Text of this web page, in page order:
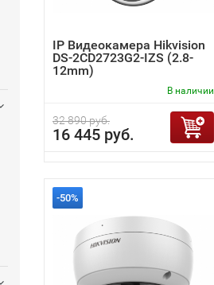
IP Видеокамера Hikvision
DS-2CD2723G2-IZS (2.8-
12mm)
В наличии
32 890 руб.
16 445 руб.
-50%